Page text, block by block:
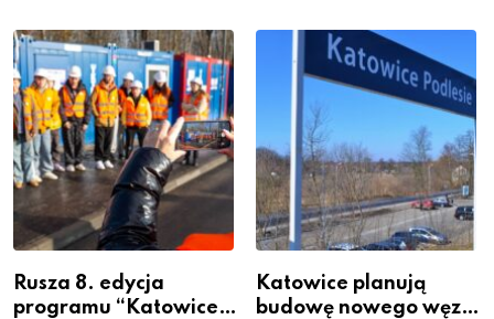
Rusza 8. edycja
programu “Katowice
Katowice planują
budowę nowego węzła